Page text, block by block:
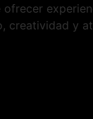
ofrecer
creatividad y